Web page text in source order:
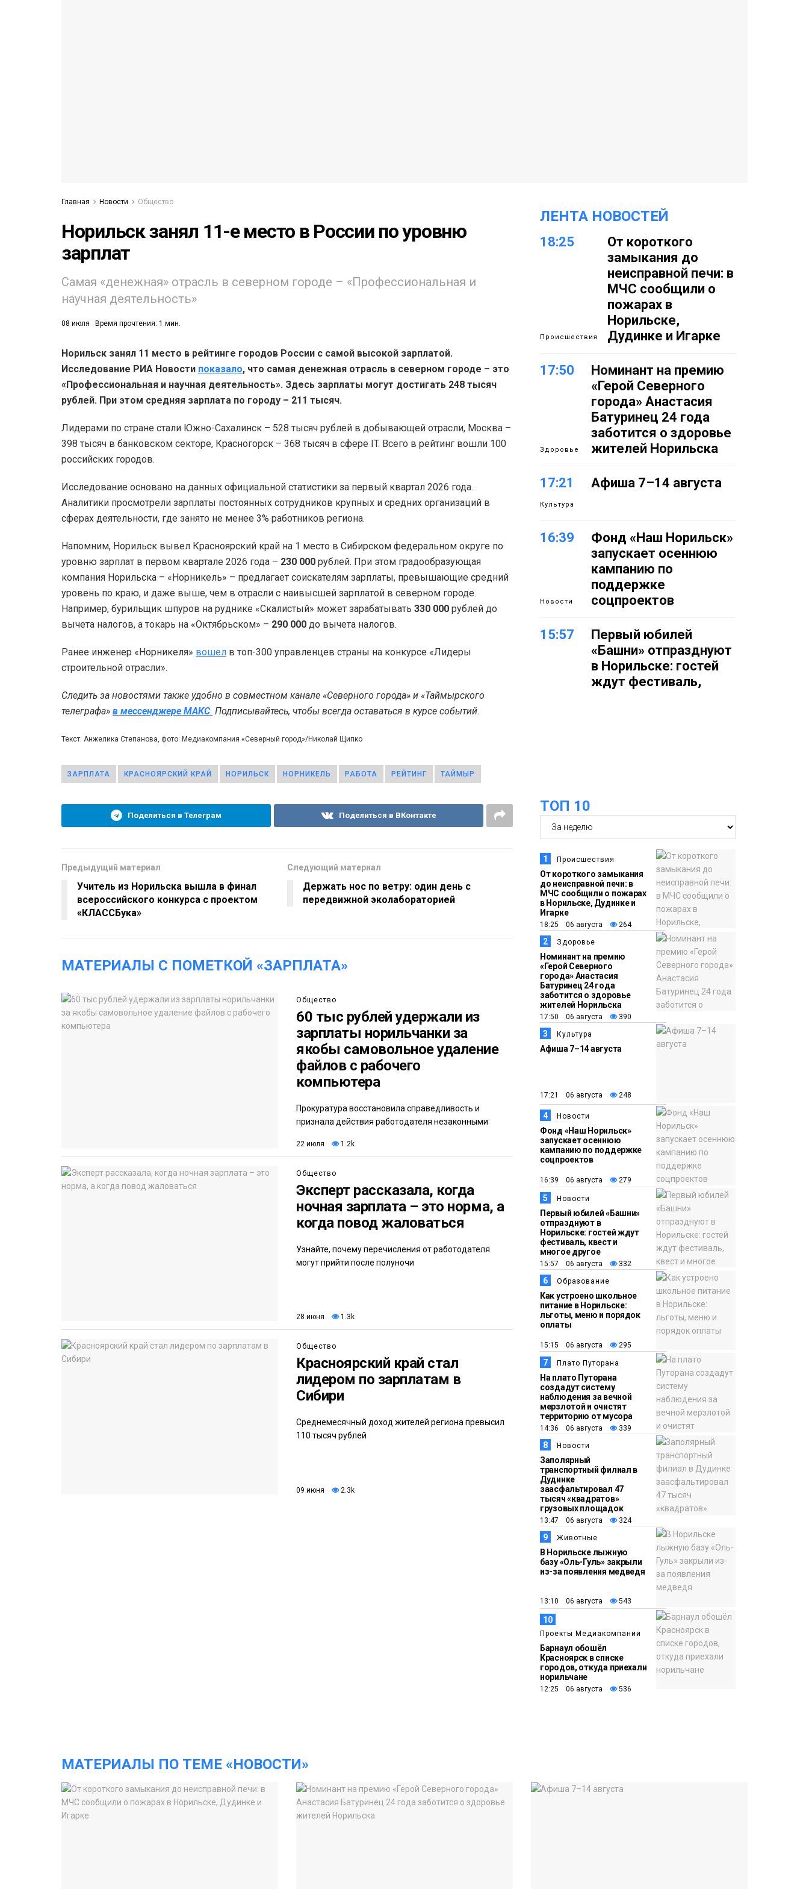
Главная Новости Общество
Норильск занял 11-е место в России по уровню
зарплат
Самая «денежная» отрасль в северном городе – «Профессиональная и
научная деятельность»
08 июля Время прочтения: 1 мин.
Норильск занял 11 место в рейтинге городов России с самой высокой зарплатой.
Исследование РИА Новости показало, что самая денежная отрасль в северном городе – это
«Профессиональная и научная деятельность». Здесь зарплаты могут достигать 248 тысяч
рублей. При этом средняя зарплата по городу – 211 тысяч.
Лидерами по стране стали Южно-Сахалинск – 528 тысяч рублей в добывающей отрасли, Москва –
398 тысяч в банковском секторе, Красногорск – 368 тысяч в сфере IT. Всего в рейтинг вошли 100
российских городов.
Исследование основано на данных официальной статистики за первый квартал 2026 года.
Аналитики просмотрели зарплаты постоянных сотрудников крупных и средних организаций в
сферах деятельности, где занято не менее 3% работников региона.
Напомним, Норильск вывел Красноярский край на 1 место в Сибирском федеральном округе по
уровню зарплат в первом квартале 2026 года – 230 000 рублей. При этом градообразующая
компания Норильска – «Норникель» – предлагает соискателям зарплаты, превышающие средний
уровень по краю, и даже выше, чем в отрасли с наивысшей зарплатой в северном городе.
Например, бурильщик шпуров на руднике «Скалистый» может зарабатывать 330 000 рублей до
вычета налогов, а токарь на «Октябрьском» – 290 000 до вычета налогов.
Ранее инженер «Норникеля» вошел в топ-300 управленцев страны на конкурсе «Лидеры
строительной отрасли».
Следить за новостями также удобно в совместном канале «Северного города» и «Таймырского
телеграфа» в мессенджере MAКС. Подписывайтесь, чтобы всегда оставаться в курсе событий.
Текст: Анжелика Степанова, фото: Медиакомпания «Северный город»/Николай Щипко
ЗАРПЛАТА КРАСНОЯРСКИЙ КРАЙ НОРИЛЬСК НОРНИКЕЛЬ РАБОТА РЕЙТИНГ ТАЙМЫР
Поделиться в Телеграм Поделиться в ВКонтакте
Предыдущий материал
Учитель из Норильска вышла в финал
всероссийского конкурса с проектом
«КЛАССБука»
Следующий материал
Держать нос по ветру: один день с
передвижной эколабораторией
МАТЕРИАЛЫ С ПОМЕТКОЙ «ЗАРПЛАТА»
Общество
60 тыс рублей удержали из
зарплаты норильчанки за
якобы самовольное удаление
файлов с рабочего
компьютера
Прокуратура восстановила справедливость и
признала действия работодателя незаконными
22 июля 1.2k
Общество
Эксперт рассказала, когда
ночная зарплата – это норма, а
когда повод жаловаться
Узнайте, почему перечисления от работодателя
могут прийти после полуночи
28 июня 1.3k
Общество
Красноярский край стал
лидером по зарплатам в
Сибири
Среднемесячный доход жителей региона превысил
110 тысяч рублей
09 июня 2.3k
ЛЕНТА НОВОСТЕЙ
18:25
Происшествия
От короткого
замыкания до
неисправной печи: в
МЧС сообщили о
пожарах в
Норильске,
Дудинке и Игарке
17:50
Здоровье
Номинант на премию
«Герой Северного
города» Анастасия
Батуринец 24 года
заботится о здоровье
жителей Норильска
17:21
Культура
Афиша 7–14 августа
16:39
Новости
Фонд «Наш Норильск»
запускает осеннюю
кампанию по
поддержке
соцпроектов
15:57
Первый юбилей
«Башни» отпразднуют
в Норильске: гостей
ждут фестиваль,
14:36
Плато
Путорана
На плато Путорана
создадут систему
наблюдения за вечной
мерзлотой и очистят
территорию от мусора
13:47
Новости
Заполярный
транспортный филиал
в Дудинке
заасфальтировал 47
тысяч «квадратов»
грузовых площадок
13:10
В Норильске лыжную
базу «Оль-Гуль»
12:25
Медиакомпании
Барнаул обошёл
Красноярск в
списке городов,
откуда приехали
норильчане
ТОП 10
1 Происшествия
От короткого замыкания
до неисправной печи: в
МЧС сообщили о пожарах
в Норильске, Дудинке и
Игарке
18:25 06 августа 264
2 Здоровье
Номинант на премию
«Герой Северного
города» Анастасия
Батуринец 24 года
заботится о здоровье
жителей Норильска
17:50 06 августа 390
3 Культура
Афиша 7–14 августа
17:21 06 августа 248
4 Новости
Фонд «Наш Норильск»
запускает осеннюю
кампанию по поддержке
соцпроектов
16:39 06 августа 279
5 Новости
Первый юбилей «Башни»
отпразднуют в
Норильске: гостей ждут
фестиваль, квест и
многое другое
15:57 06 августа 332
6 Образование
Как устроено школьное
питание в Норильске:
льготы, меню и порядок
оплаты
15:15 06 августа 295
7 Плато Путорана
На плато Путорана
создадут систему
наблюдения за вечной
мерзлотой и очистят
территорию от мусора
14:36 06 августа 339
8 Новости
Заполярный
транспортный филиал в
Дудинке
заасфальтировал 47
тысяч «квадратов»
грузовых площадок
13:47 06 августа 324
9 Животные
В Норильске лыжную
базу «Оль-Гуль» закрыли
из-за появления медведя
13:10 06 августа 543
10
Проекты Медиакомпании
Барнаул обошёл
Красноярск в списке
городов, откуда приехали
норильчане
12:25 06 августа 536
МАТЕРИАЛЫ ПО ТЕМЕ «НОВОСТИ»